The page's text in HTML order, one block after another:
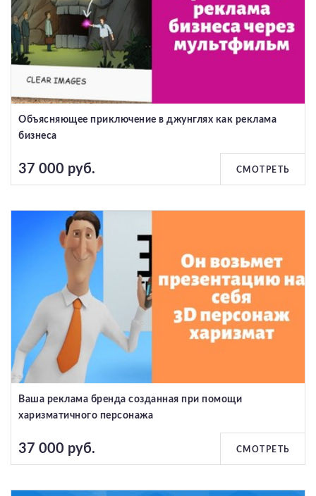
Объясняющее приключение в джунглях как реклама
бизнеса
37 000 руб. СМОТРЕТЬ
Ваша реклама бренда созданная при помощи
харизматичного персонажа
37 000 руб. СМОТРЕТЬ